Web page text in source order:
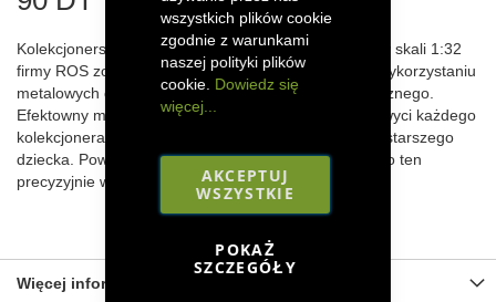
wszystkich plików cookie
zgodnie z warunkami
naszej polityki plików
cookie. Dowiedz się
więcej...
AKCEPTUJ
WSZYSTKIE
POKAŻ
SZCZEGÓŁY
Kolekcjonerski model traktoraFiat 160-90 DT Turbo w skali 1:32
firmy ROS został szczegółowo odwzorowany dzięki wykorzystaniu
metalowych części oraz elementów z tworzywa sztucznego.
Efektowny model ciężkiego ciągnika rolniczego zachwyci każdego
kolekcjonera, a także sprawdzi się jako zabawka dla starszego
dziecka. Powiększ swoją kolekcję sprzętu rolniczego o ten
precyzyjnie wykonany model!
Więcej informacji